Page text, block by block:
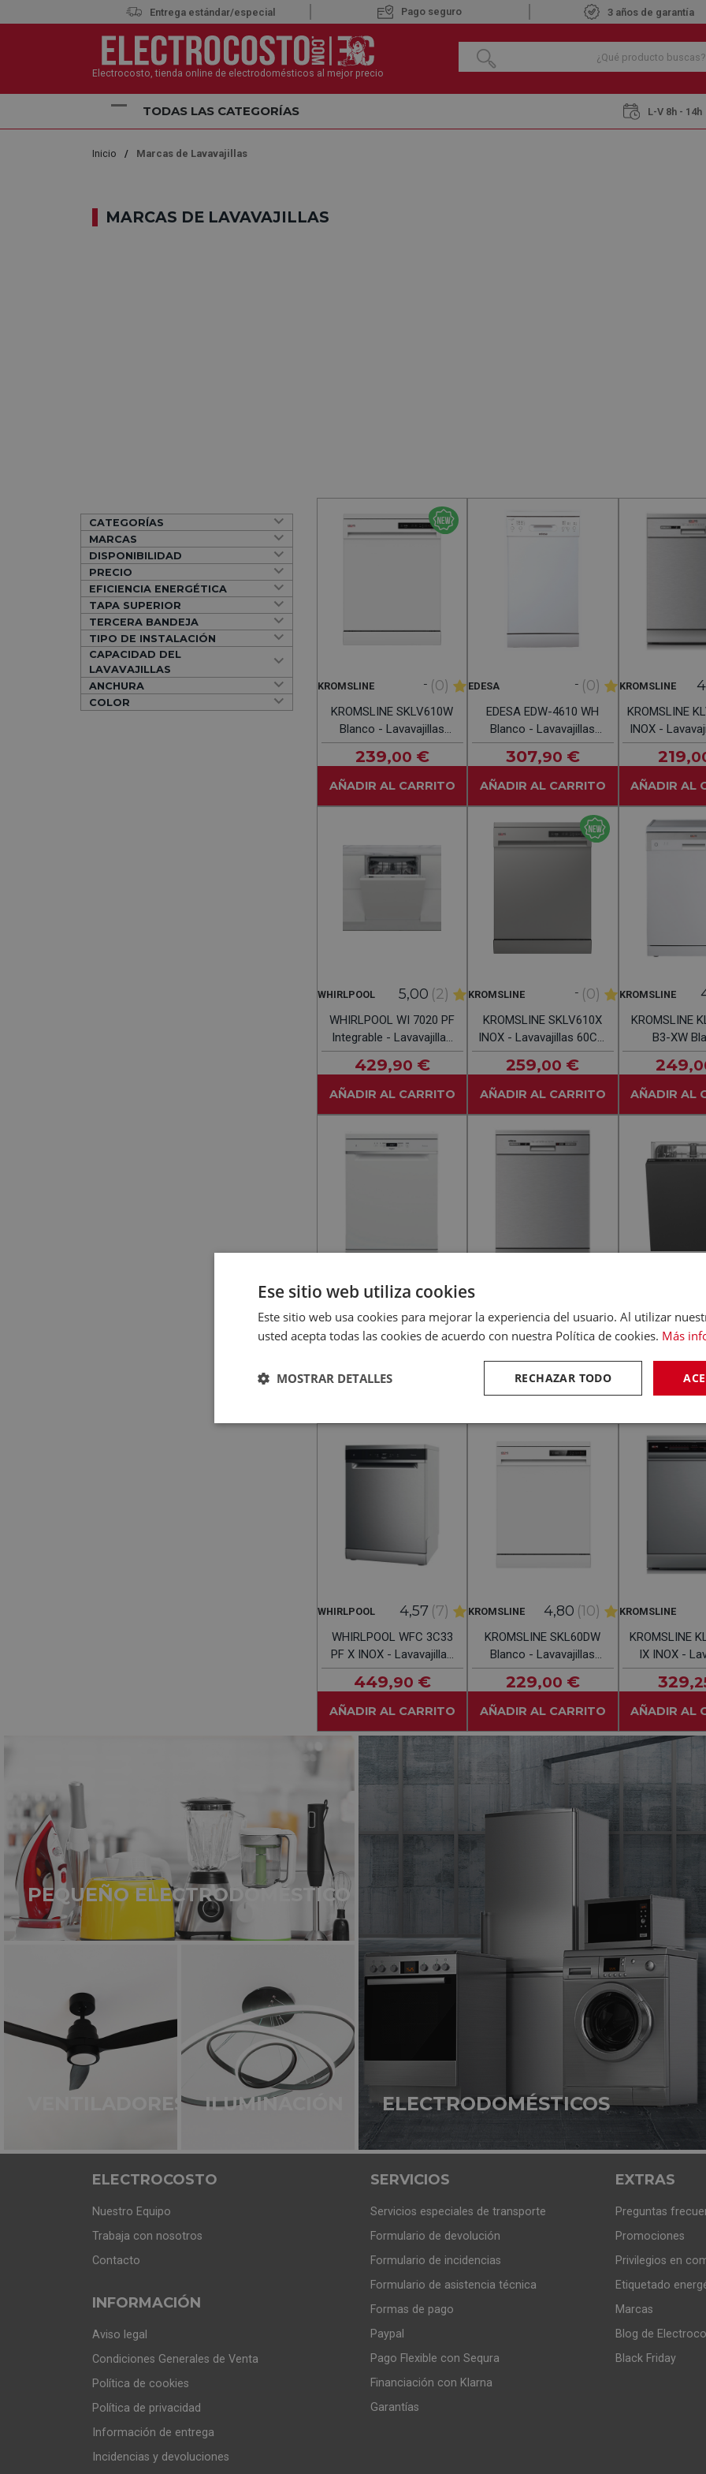
Entrega estándar/especial Pago seguro 3 años de garantía
Electrocosto, tienda online de electrodomésticos al mejor precio
TODAS LAS CATEGORÍAS L-V 8h - 14h
Inicio Marcas de Lavavajillas
MARCAS DE LAVAVAJILLAS
CATEGORÍAS
MARCAS
DISPONIBILIDAD
PRECIO
EFICIENCIA ENERGÉTICA
TAPA SUPERIOR
TERCERA BANDEJA
TIPO DE INSTALACIÓN
CAPACIDAD DEL
LAVAVAJILLAS
ANCHURA
COLOR
KROMSLINE - (0)
KROMSLINE SKLV610W
Blanco - Lavavajillas
60CM 15 Servicios
239,00 €
AÑADIR AL CARRITO
EDESA - (0)
EDESA EDW-4610 WH
Blanco - Lavavajillas
45CM 10 Servicios
307,90 €
AÑADIR AL CARRITO
KROMSLINE
KROMSLINE
INOX -
12
219
AÑADIR AL
WHIRLPOOL 5,00 (2)
WHIRLPOOL WI 7020 PF
Integrable - Lavavajillas
60CM 14 Servicios
429,90 €
AÑADIR AL CARRITO
KROMSLINE - (0)
KROMSLINE SKLV610X
INOX - Lavavajillas 60CM
15 Servicios
259,00 €
AÑADIR AL CARRITO
KROMSLINE
KROMSLINE
B3-XW
Lavavajillas
249
AÑADIR AL
-(0)
WHIRLPOOL WFC-3C33-
423,90
EDESA EDW-6231 X INOX
Servicios
387,90 €
SMEG
60CM 13
449
WHIRLPOOL 4,57 (7)
WHIRLPOOL WFC 3C33
PF X INOX - Lavavajillas
60CM 14 Servicios
449,90 €
AÑADIR AL CARRITO
KROMSLINE 4,80 (10)
KROMSLINE SKL60DW
Blanco - Lavavajillas
60CM 14 Servicios
229,00 €
AÑADIR AL CARRITO
KROMSLINE
KROMSLINE
IX INOX -
60CM 12
329
AÑADIR AL
PEQUEÑO ELECTRODOMÉSTICO
ELECTRODOMÉSTICOS
VENTILADORES ILUMINACIÓN
ELECTROCOSTO
Nuestro Equipo
Trabaja con nosotros
Contacto
INFORMACIÓN
Aviso legal
Condiciones Generales de Venta
Política de cookies
Política de privacidad
Información de entrega
Incidencias y devoluciones
SERVICIOS
Servicios especiales de transporte
Formulario de devolución
Formulario de incidencias
Formulario de asistencia técnica
Formas de pago
Paypal
Pago Flexible con Sequra
Financiación con Klarna
Garantías
EXTRAS
Preguntas
Promociones
Privilegios en
Etiquetado
Marcas
Blog de
Black Friday
Ese sitio web utiliza cookies
Este sitio web usa cookies para mejorar la experiencia del usuario. Al utilizar
usted acepta todas las cookies de acuerdo con nuestra Política de cookies. Más
RECHAZAR TODO
MOSTRAR DETALLES